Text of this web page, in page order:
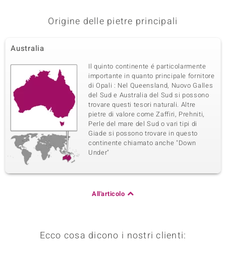
Origine delle pietre principali
Australia
Il quinto continente é particolarmente
importante in quanto principale fornitore
di Opali : Nel Queensland, Nuovo Galles
del Sud e Australia del Sud si possono
trovare questi tesori naturali. Altre
pietre di valore come Zaffiri, Prehniti,
Perle del mare del Sud o vari tipi di
Giade si possono trovare in questo
continente chiamato anche "Down
Under"
All'articolo
Ecco cosa dicono i nostri clienti: